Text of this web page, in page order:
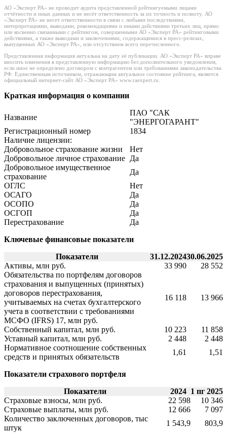
АО «Эксперт РА» не проводит аудита представленной рейтингуемыми лицами
отчётности и иных данных и не несёт ответственность за их точность и полноту. АО
«Эксперт РА» не несет ответственности в связи с любыми последствиями,
интерпретациями, выводами, рекомендациями и иными действиями третьих лиц, прямо
или косвенно связанными с рейтингом, совершенными АО «Эксперт РА» рейтинговыми
действиями, а также выводами и заключениями, содержащимися в пресс-релизах,
выпущенных АО «Эксперт РА», или отсутствием всего перечисленного.
Представленная информация актуальна на дату её публикации. АО «Эксперт РА» вправе
вносить изменения в представленную информацию без дополнительного уведомления,
если иное не определено договором с контрагентом или требованиями законодательства
РФ. Единственным источником, отражающим актуальное состояние рейтинга, является
официальный интернет-сайт АО «Эксперт РА» www.raexpert.ru.
Краткая информация о компании
Название
ПАО "САК
"ЭНЕРГОГАРАНТ"
Регистрационный номер
1834
Наличие лицензии:
Добровольное страхование жизни
Нет
Добровольное личное страхование Да
Добровольное имущественное
страхование
Да
ОГЛС
Нет
ОСАГО
Да
ОСОПО
Да
ОСГОП
Да
Перестрахование
Да
Ключевые финансовые показатели
Показатели
31.12.202430.06.2025
Активы, млн руб.
33 990
28 552
Обязательства по портфелям договоров
страхования и выпущенных (принятых)
договоров перестрахования,
учитываемых на счетах бухгалтерского
учета в соответствии с требованиями
МСФО (IFRS) 17, млн руб.
16 118 13 966
Собственный капитал, млн руб. 10 223
11 858
Уставный капитал, млн руб.
2 448
2 448
Нормативное соотношение собственных
средств и принятых обязательств
1,61 1,51
Показатели страхового портфеля
Показатели
2024 1 пг 2025
Страховые взносы, млн руб.
22 598
10 346
Страховые выплаты, млн руб.
12 666
7 097
Количество заключенных договоров, тыс
штук
1 543,9 803,9